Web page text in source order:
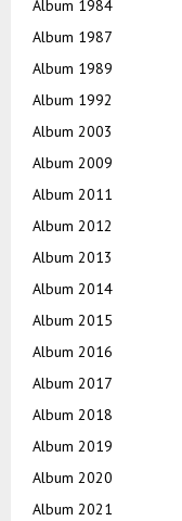
Album 1984
Album 1987
Album 1989
Album 1992
Album 2003
Album 2009
Album 2011
Album 2012
Album 2013
Album 2014
Album 2015
Album 2016
Album 2017
Album 2018
Album 2019
Album 2020
Album 2021